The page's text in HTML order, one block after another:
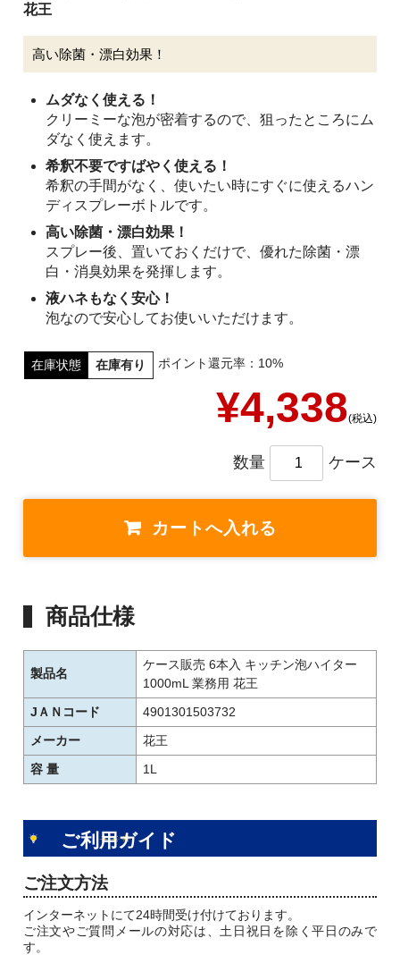
履物
介護用品
ピーピースルーシリーズ
会社案内
ご利用案内
お問い合わせ
花王
高い除菌・漂白効果！
ムダなく使える！
クリーミーな泡が密着するので、狙ったところにム
ダなく使えます。
希釈不要ですばやく使える！
希釈の手間がなく、使いたい時にすぐに使えるハン
ディスプレーボトルです。
高い除菌・漂白効果！
スプレー後、置いておくだけで、優れた除菌・漂
白・消臭効果を発揮します。
液ハネもなく安心！
泡なので安心してお使いいただけます。
在庫状態 在庫有り ポイント還元率：10%
¥4,338(税込)
数量 ケース
商品仕様
製品名
ケース販売 6本入 キッチン泡ハイター
1000mL 業務用 花王
JＡＮコード
4901301503732
メーカー
花王
容 量
1L
ご利用ガイド
ご注文方法
インターネットにて24時間受け付けております。
ご注文やご質問メールの対応は、土日祝日を除く平日のみで
す。